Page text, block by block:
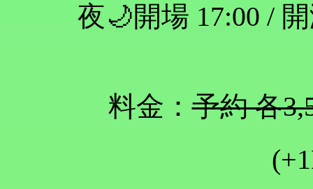
夜🌙開場 17:00 /
料金：予約 各